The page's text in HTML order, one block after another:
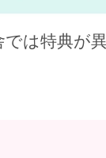
では特典が